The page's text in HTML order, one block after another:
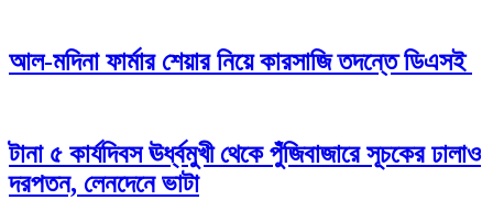
আল-মদিনা ফার্মার শেয়ার নিয়ে কারসাজি তদন্তে ডিএসই
টানা ৫ কার্যদিবস ঊর্ধ্বমুখী থেকে পুঁজিবাজারে সূচকের ঢালাও
দরপতন, লেনদেনে ভাটা